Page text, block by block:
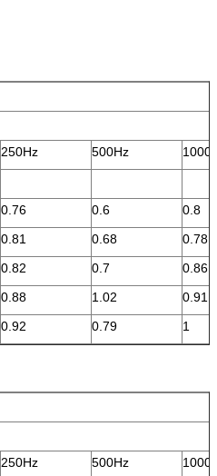
250Hz 500Hz
0.76 0.6
0.8
0.81 0.68
0.78
0.82 0.7
0.86
0.88 1.02
0.91
0.92 0.79 1
250Hz 500Hz